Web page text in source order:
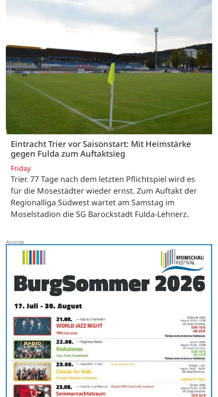
Eintracht Trier vor Saisonstart: Mit Heimstärke
gegen Fulda zum Auftaktsieg
Friday
Trier. 77 Tage nach dem letzten Pflichtspiel wird es
für die Mosestädter wieder ernst. Zum Auftakt der
Regionalliga Südwest wartet am Samstag im
Moselstadion die SG Barockstadt Fulda-Lehnerz.